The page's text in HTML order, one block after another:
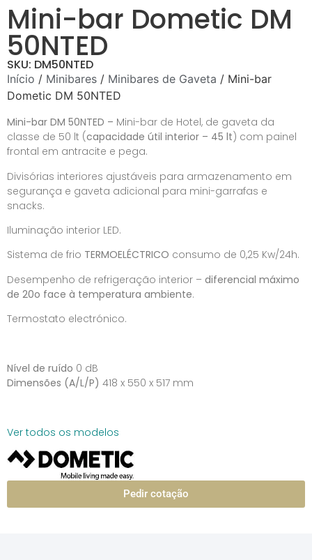
Mini-bar Dometic DM
50NTED
SKU: DM50NTED
Início / Minibares / Minibares de Gaveta / Mini-bar
Dometic DM 50NTED
Mini-bar DM 50NTED – Mini-bar de Hotel, de gaveta da
classe de 50 lt (capacidade útil interior – 45 lt) com painel
frontal em antracite e pega.
Divisórias interiores ajustáveis para armazenamento em
segurança e gaveta adicional para mini-garrafas e
snacks.
Iluminação interior LED.
Sistema de frio TERMOELÉCTRICO consumo de 0,25 Kw/24h.
Desempenho de refrigeração interior – diferencial máximo
de 20o face à temperatura ambiente.
Termostato electrónico.
Nível de ruído 0 dB
Dimensões (A/L/P) 418 x 550 x 517 mm
Ver todos os modelos
Pedir cotação